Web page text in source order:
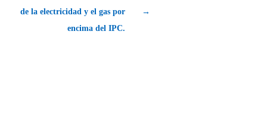
de la electricidad y el gas por
encima del IPC.
→